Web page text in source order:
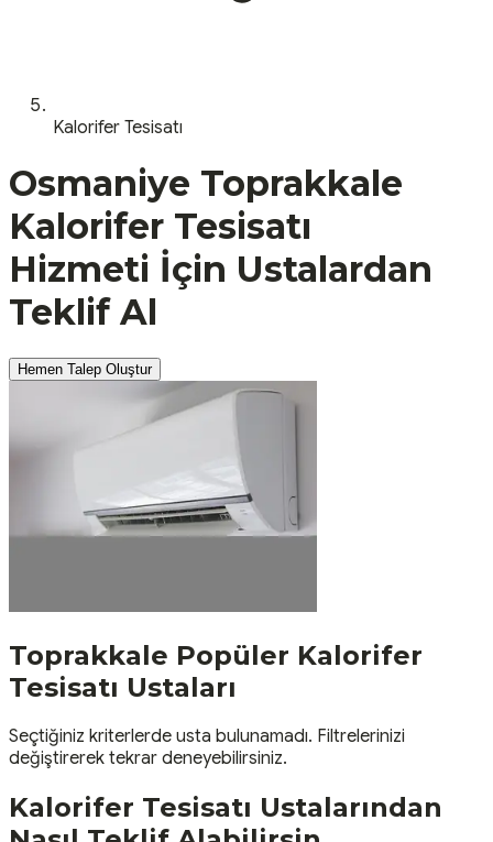
Kalorifer Tesisatı
Osmaniye Toprakkale
Kalorifer Tesisatı
Hizmeti İçin Ustalardan
Teklif Al
Hemen Talep Oluştur
Toprakkale Popüler Kalorifer
Tesisatı Ustaları
Seçtiğiniz kriterlerde usta bulunamadı. Filtrelerinizi
değiştirerek tekrar deneyebilirsiniz.
Kalorifer Tesisatı Ustalarından